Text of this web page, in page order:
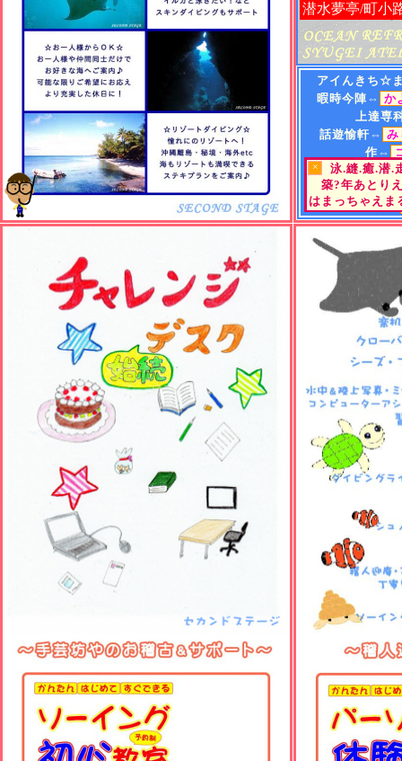
潜水夢亭/町小
アイんきち☆
暇時今陣⇔ か
上達専
話遊愉軒⇔ み
作⇔
遊⇔ "Teaor
街⇔ ひらめく
町小路屋⇔
泳.縫.癒.潜.
築?年あとり
はまっちゃえ
×